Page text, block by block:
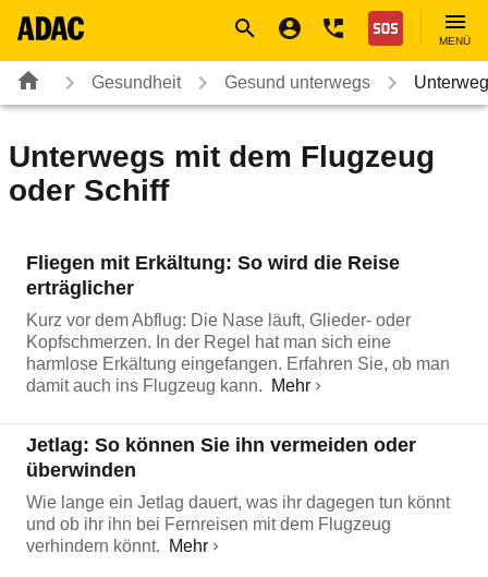
Nothilfe
MENÜ
Gesundheit Gesund unterwegs
Unterwegs mit dem Flugzeug
oder Schiff
Fliegen mit Erkältung: So wird die Reise
erträglicher
Kurz vor dem Abflug: Die Nase läuft, Glieder- oder
Kopfschmerzen. In der Regel hat man sich eine
harmlose Erkältung eingefangen. Erfahren Sie, ob man
damit auch ins Flugzeug kann.
Mehr
Jetlag: So können Sie ihn vermeiden oder
überwinden
Wie lange ein Jetlag dauert, was ihr dagegen tun könnt
und ob ihr ihn bei Fernreisen mit dem Flugzeug
verhindern könnt.
Mehr